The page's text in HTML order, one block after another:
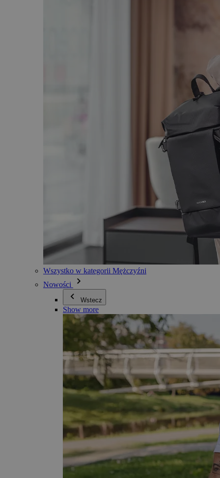
Wszystko w kategorii Mężczyźni
Nowości
Wstecz
Show more